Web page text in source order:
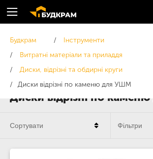
Диски відрізні по
Будкрам
Інструменти
Витратні матеріали та приладдя
Диски, відрізні та обдирні круги
Диски відрізні по каменю для УШМ
Сортувати Фільтри